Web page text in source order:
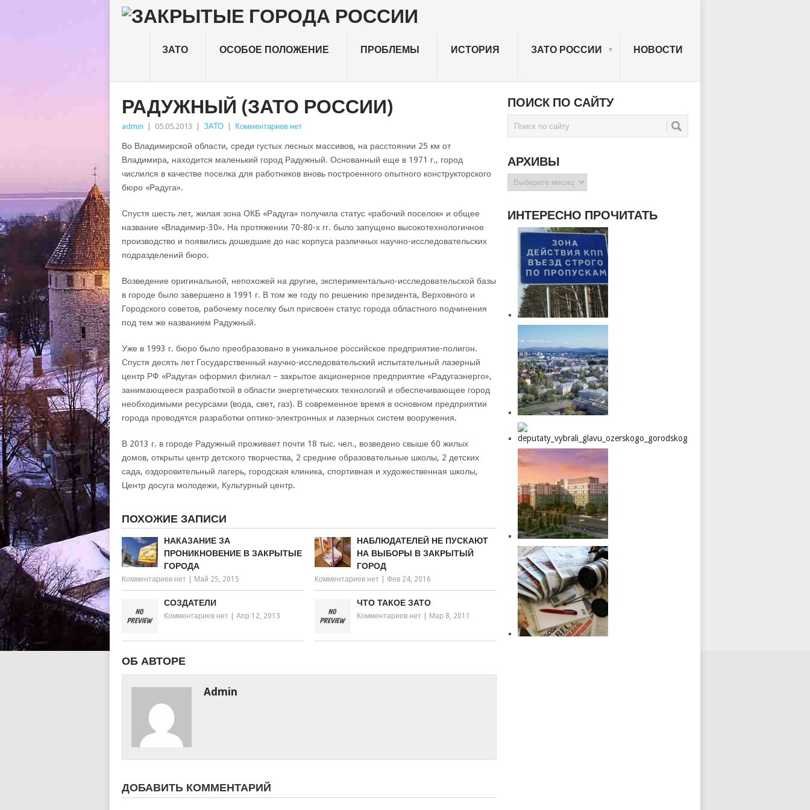
ЗАТО ОСОБОЕ ПОЛОЖЕНИЕ ПРОБЛЕМЫ ИСТОРИЯ ЗАТО РОССИИ ▼ НОВОСТИ
РАДУЖНЫЙ (ЗАТО РОССИИ)
admin 05.05.2013 ЗАТО Комментариев нет
Во Владимирской области, среди густых лесных массивов, на расстоянии 25 км от
Владимира, находится маленький город Радужный. Основанный еще в 1971 г., город
числился в качестве поселка для работников вновь построенного опытного конструкторского
бюро «Радуга».
Спустя шесть лет, жилая зона ОКБ «Радуга» получила статус «рабочий поселок» и общее
название «Владимир-30». На протяжении 70-80-х гг. было запущено высокотехнологичное
производство и появились дошедшие до нас корпуса различных научно-исследовательских
подразделений бюро.
Возведение оригинальной, непохожей на другие, экспериментально-исследовательской базы
в городе было завершено в 1991 г. В том же году по решению президента, Верховного и
Городского советов, рабочему поселку был присвоен статус города областного подчинения
под тем же названием Радужный.
Уже в 1993 г. бюро было преобразовано в уникальное российское предприятие-полигон.
Спустя десять лет Государственный научно-исследовательский испытательный лазерный
центр РФ «Радуга» оформил филиал – закрытое акционерное предприятие «Радугаэнерго»,
занимающееся разработкой в области энергетических технологий и обеспечивающее город
необходимыми ресурсами (вода, свет, газ). В современное время в основном предприятии
города проводятся разработки оптико-электронных и лазерных систем вооружения.
В 2013 г. в городе Радужный проживает почти 18 тыс. чел., возведено свыше 60 жилых
домов, открыты центр детского творчества, 2 средние образовательные школы, 2 детских
сада, оздоровительный лагерь, городская клиника, спортивная и художественная школы,
Центр досуга молодежи, Культурный центр.
ПОХОЖИЕ ЗАПИСИ
НАКАЗАНИЕ ЗА
ПРОНИКНОВЕНИЕ В ЗАКРЫТЫЕ
ГОРОДА
Комментариев нет Май 25, 2015
НАБЛЮДАТЕЛЕЙ НЕ ПУСКАЮТ
НА ВЫБОРЫ В ЗАКРЫТЫЙ
ГОРОД
Комментариев нет |Фев 24, 2016
СОЗДАТЕЛИ
Комментариев нет Апр 12, 2013
ЧТО ТАКОЕ ЗАТО
Комментариев нет Мар 8, 2011
ОБ АВТОРЕ
Admin
ДОБАВИТЬ КОММЕНТАРИЙ
ПОИСК ПО САЙТУ
АРХИВЫ
Архивы
ИНТЕРЕСНО ПРОЧИТАТЬ